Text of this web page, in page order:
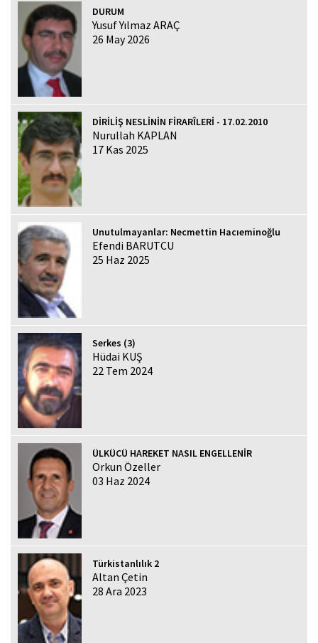
DURUM
Yusuf Yılmaz ARAÇ
26 May 2026
DİRİLİŞ NESLİNİN FİRARÎLERİ - 17.02.2010
Nurullah KAPLAN
17 Kas 2025
Unutulmayanlar: Necmettin Hacıeminoğlu
Efendi BARUTCU
25 Haz 2025
Serkes (3)
Hüdai KUŞ
22 Tem 2024
ÜLKÜCÜ HAREKET NASIL ENGELLENİR
Orkun Özeller
03 Haz 2024
Türkistanlılık 2
Altan Çetin
28 Ara 2023